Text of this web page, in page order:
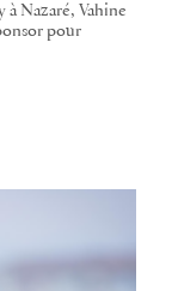
Nazaré, Vahine
pour